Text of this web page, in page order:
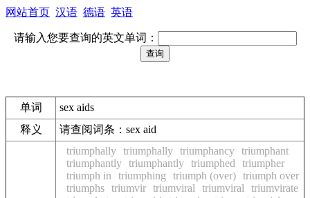
网站首页 汉语 德语 英语
请输入您要查询的英文单词：
单词
sex aids
释义
请查阅词条：sex aid
triumphally triumphally triumphancy triumphant
triumphantly triumphantly triumphed
triumpher
triumph in
triumphing triumph (over) triumph over
triumphs triumvir triumviral triumviral
triumvirate